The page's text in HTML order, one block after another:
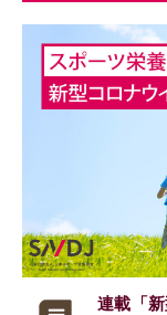
連載「